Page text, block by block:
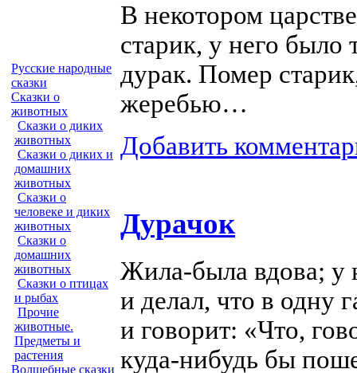
Русские народные
сказки
Сказки о
животных
Сказки о диких
животных
Сказки о диких и
домашних
животных
Сказки о
человеке и диких
животных
Сказки о
домашних
животных
Сказки о птицах
и рыбах
Прочие
животные.
Предметы и
растения
Волшебные сказки
В некотором
старик, у него
дурак. Помер
жеребью…
Добавить
Дурачок
Жила-была вдова; у
и делал, что в одну
и говорит: «Что,
куда-нибудь бы